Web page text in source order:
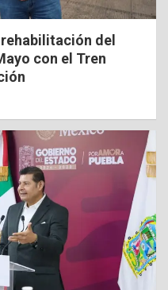
rehabilitación del
con el Tren